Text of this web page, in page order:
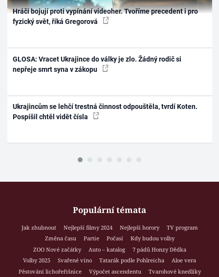
Hráči bojují proti vypínání videoher. Tvoříme precedent i pro
fyzický svět, říká Gregorová
GLOSA: Vracet Ukrajince do války je zlo. Žádný rodič si
nepřeje smrt syna v zákopu
Ukrajincům se lehčí trestná činnost odpouštěla, tvrdí Koten.
Pospíšil chtěl vidět čísla
Populární témata
Jak zhubnout Nejlepší filmy 2024 Nejlepší horory
TV program
Změna času
Partie Počasí
Kdy budou volby
ZOO Nové začátky
Auto – katalog
7 pádů Honzy Dědka
Volby 2025
Svařené víno Tatarák podle Pohlreicha
Aloe vera
Pěstování lichořeřišnice
Výpočet ascendentu
Tvarohové knedlíky